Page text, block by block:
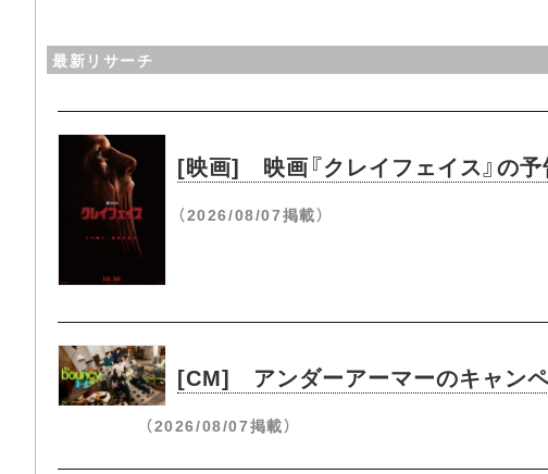
最新リサーチ
[映画] 映画『クレイフェイス』の予
（2026/08/07掲載）
[CM] アンダーアーマーのキャンペ
（2026/08/07掲載）